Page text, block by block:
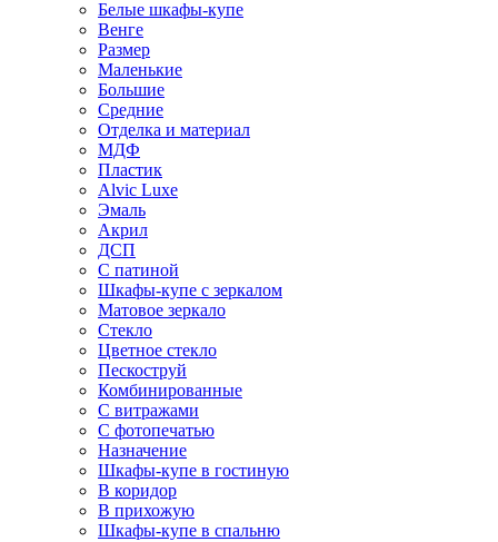
Белые шкафы-купе
Венге
Размер
Маленькие
Большие
Средние
Отделка и материал
МДФ
Пластик
Alvic Luxe
Эмаль
Акрил
ДСП
С патиной
Шкафы-купе с зеркалом
Матовое зеркало
Стекло
Цветное стекло
Пескоструй
Комбинированные
С витражами
С фотопечатью
Назначение
Шкафы-купе в гостиную
В коридор
В прихожую
Шкафы-купе в спальню